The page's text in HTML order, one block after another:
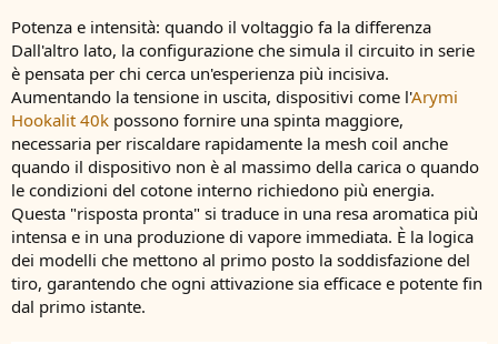
Potenza e intensità: quando il voltaggio fa la differenza
Dall'altro lato, la configurazione che simula il circuito in serie
è pensata per chi cerca un'esperienza più incisiva.
Aumentando la tensione in uscita, dispositivi come l'Arymi
Hookalit 40k possono fornire una spinta maggiore,
necessaria per riscaldare rapidamente la mesh coil anche
quando il dispositivo non è al massimo della carica o quando
le condizioni del cotone interno richiedono più energia.
Questa "risposta pronta" si traduce in una resa aromatica più
intensa e in una produzione di vapore immediata. È la logica
dei modelli che mettono al primo posto la soddisfazione del
tiro, garantendo che ogni attivazione sia efficace e potente fin
dal primo istante.